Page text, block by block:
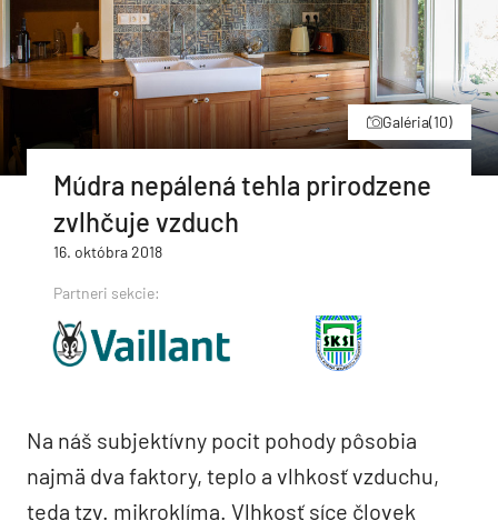
Galéria(10)
Múdra nepálená tehla prirodzene
zvlhčuje vzduch
16. októbra 2018
Partneri sekcie:
Na náš subjektívny pocit pohody pôsobia
najmä dva faktory, teplo a vlhkosť vzduchu,
teda tzv. mikroklíma. Vlhkosť síce človek